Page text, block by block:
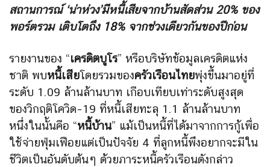
สถานการณ์ ‘น่าห่วง’มีหนี้เสียจากบ้านสัดส่วน 20% ของ
พอร์ตรวม เติบโตถึง 18% จากช่วงเดียวกันของปีก่อน
รายงานของ “เครดิตบูโร” หรือบริษัทข้อมูลเครดิตแห่ง
ชาติ พบหนี้เสียโดยรวมของครัวเรือนไทยพุ่งขึ้นมาอยู่ที่
ระดับ 1.09 ล้านล้านบาท เกือบเทียบเท่าระดับสูงสุด
ของวิกฤติโควิด-19 ที่หนี้เสียทะลุ 1.1 ล้านล้านบาท
หนึ่งในนั้นคือ “หนี้บ้าน” แม้เป็นหนี้ที่ได้มาจากการกู้เพื่อ
ใช้จ่ายฟุ่มเฟือยแต่เป็นปัจจัย 4 ที่ลูกหนี้พึงอยากจะมีใน
ชีวิตเป็นอันดับต้นๆ ด้วยภาระหนี้ครัวเรือนดังกล่าว